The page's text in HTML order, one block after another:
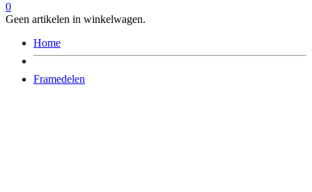
0
Geen artikelen in winkelwagen.
Home
Framedelen